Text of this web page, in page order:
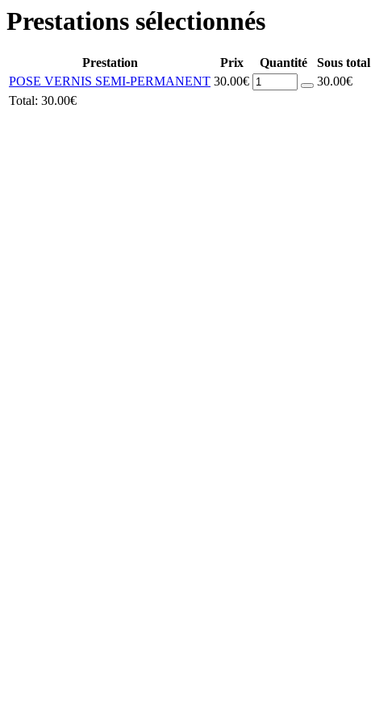
Prestations sélectionnés
Prestation Prix Quantité
Sous total
POSE VERNIS SEMI-PERMANENT 30.00€
30.00€
Total: 30.00€